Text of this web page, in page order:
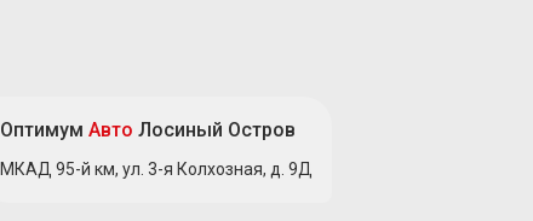
Оптимум Авто Лосиный Остров
МКАД 95-й км, ул. 3-я Колхозная, д. 9Д